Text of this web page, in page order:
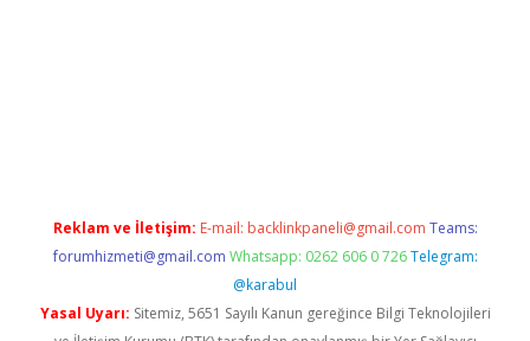
Reklam ve İletişim: E-mail: backlinkpaneli@gmail.com Teams:
forumhizmeti@gmail.com Whatsapp: 0262 606 0 726 Telegram:
@karabul
Yasal Uyarı: Sitemiz, 5651 Sayılı Kanun gereğince Bilgi Teknolojileri